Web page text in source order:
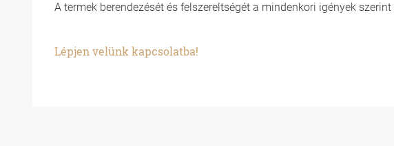
A termek berendezését és felszereltségét a mindenkori igények
Lépjen velünk kapcsolatba!